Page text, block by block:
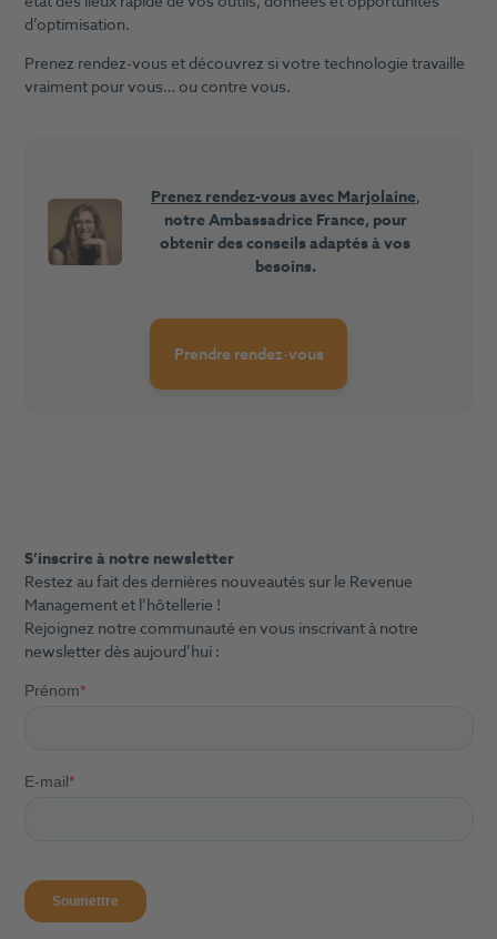
d’optimisation.
Prenez rendez-vous et découvrez si votre technologie travaille
vraiment pour vous… ou contre vous.
Prenez rendez-vous avec Marjolaine,
notre Ambassadrice France, pour
obtenir des conseils adaptés à vos
besoins.
Prendre rendez-vous
S’inscrire à notre newsletter
Restez au fait des dernières nouveautés sur le Revenue
Management et l’hôtellerie !
Rejoignez notre communauté en vous inscrivant à notre
newsletter dès aujourd’hui :